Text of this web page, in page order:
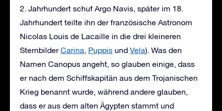
2. Jahrhundert schuf Argo Navis, später im 18.
Jahrhundert teilte ihn der französische Astronom
Nicolas Louis de Lacaille in die drei kleineren
SternbilderCarina, Puppis und Vela). Was den
Namen Canopus angeht, so glauben einige, dass
er nach dem Schiffskapitän aus dem Trojanischen
Krieg benannt wurde, während andere glauben,
dass er aus dem alten Ägypten stammt und